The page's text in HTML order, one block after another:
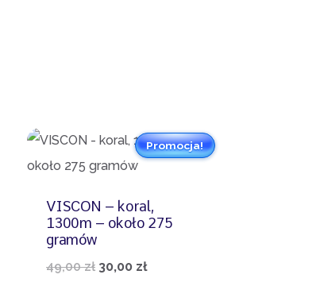
Promocja!
VISCON – koral,
1300m – około 275
gramów
49,00zł Pierwotna
30,00 złAktualna